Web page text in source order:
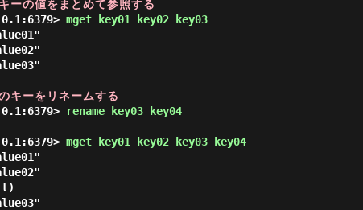
ーの値をまとめて参照する
mget key01 key02 key03
キーをリネームする
rename key03 key04
mget key01 key02 key03 key04